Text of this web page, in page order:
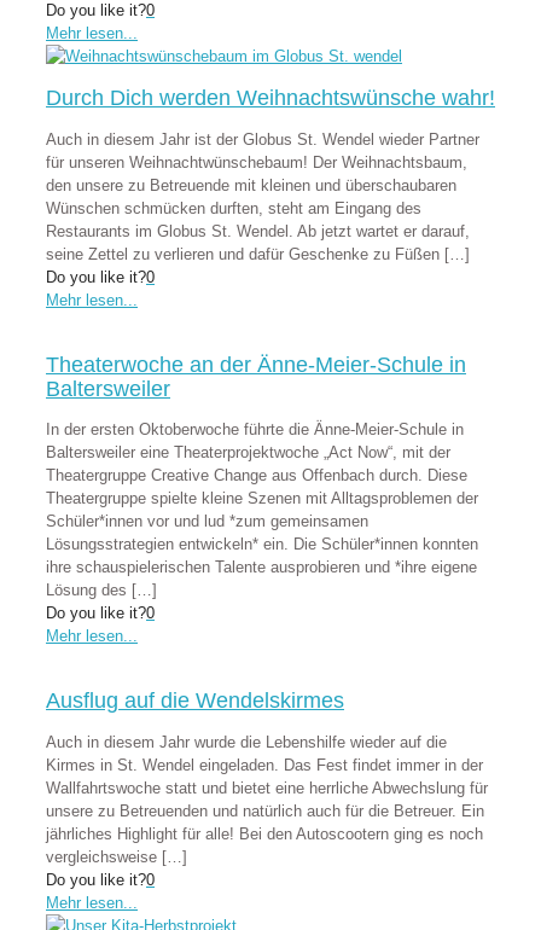
Do you like it?0
Mehr lesen...
Durch Dich werden Weihnachtswünsche wahr!
Auch in diesem Jahr ist der Globus St. Wendel wieder Partner
für unseren Weihnachtwünschebaum! Der Weihnachtsbaum,
den unsere zu Betreuende mit kleinen und überschaubaren
Wünschen schmücken durften, steht am Eingang des
Restaurants im Globus St. Wendel. Ab jetzt wartet er darauf,
seine Zettel zu verlieren und dafür Geschenke zu Füßen […]
Do you like it?0
Mehr lesen...
Theaterwoche an der Änne-Meier-Schule in
Baltersweiler
In der ersten Oktoberwoche führte die Änne-Meier-Schule in
Baltersweiler eine Theaterprojektwoche „Act Now“, mit der
Theatergruppe Creative Change aus Offenbach durch. Diese
Theatergruppe spielte kleine Szenen mit Alltagsproblemen der
Schüler*innen vor und lud *zum gemeinsamen
Lösungsstrategien entwickeln* ein. Die Schüler*innen konnten
ihre schauspielerischen Talente ausprobieren und *ihre eigene
Lösung des […]
Do you like it?0
Mehr lesen...
Ausflug auf die Wendelskirmes
Auch in diesem Jahr wurde die Lebenshilfe wieder auf die
Kirmes in St. Wendel eingeladen. Das Fest findet immer in der
Wallfahrtswoche statt und bietet eine herrliche Abwechslung für
unsere zu Betreuenden und natürlich auch für die Betreuer. Ein
jährliches Highlight für alle! Bei den Autoscootern ging es noch
vergleichsweise […]
Do you like it?0
Mehr lesen...